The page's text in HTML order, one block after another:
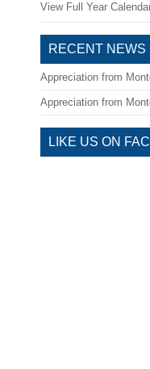
View Full Year
RECENT NEWS
Appreciation from
Appreciation from
LIKE US ON